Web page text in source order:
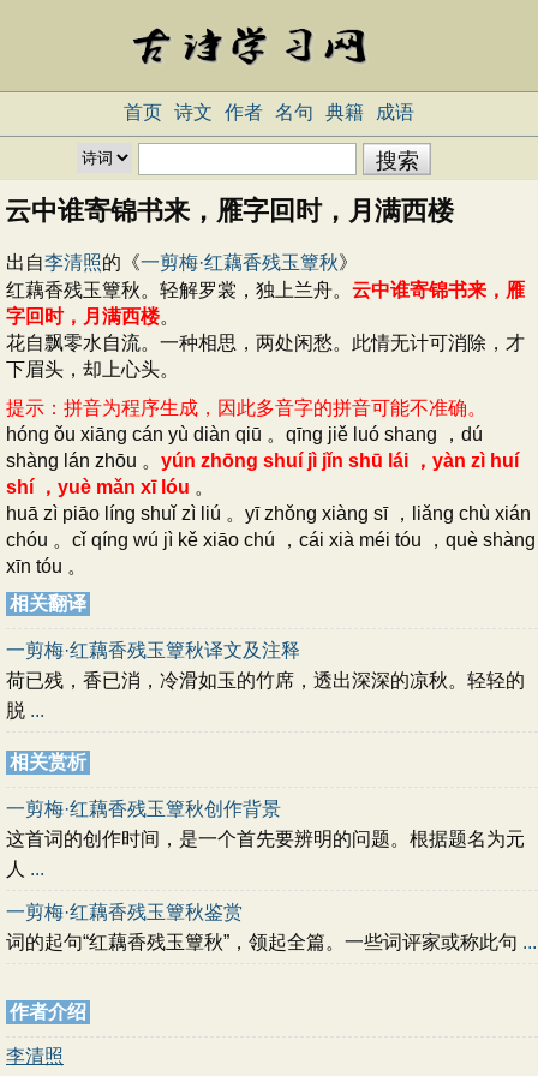
首页 诗文 作者 名句 典籍 成语
云中谁寄锦书来，雁字回时，月满西楼
出自李清照的《一剪梅·红藕香残玉簟秋》
红藕香残玉簟秋。轻解罗裳，独上兰舟。 云中谁寄锦书来，雁
字回时，月满西楼。
花自飘零水自流。一种相思，两处闲愁。此情无计可消除，才
下眉头，却上心头。
提示：拼音为程序生成，因此多音字的拼音可能不准确。
hóng ǒu xiāng cán yù diàn qiū 。qīng jiě luó shang ，dú
shàng lán zhōu 。 yún zhōng shuí jì jǐn shū lái ，yàn zì huí
shí ，yuè mǎn xī lóu 。
huā zì piāo líng shuǐ zì liú 。yī zhǒng xiàng sī ，liǎng chù xián
chóu 。cǐ qíng wú jì kě xiāo chú ，cái xià méi tóu ，què shàng
xīn tóu 。
相关翻译
一剪梅·红藕香残玉簟秋译文及注释
荷已残，香已消，冷滑如玉的竹席，透出深深的凉秋。轻轻的
脱 ...
相关赏析
一剪梅·红藕香残玉簟秋创作背景
这首词的创作时间，是一个首先要辨明的问题。根据题名为元
人 ...
一剪梅·红藕香残玉簟秋鉴赏
词的起句“红藕香残玉簟秋”，领起全篇。一些词评家或称此句 ...
作者介绍
李清照